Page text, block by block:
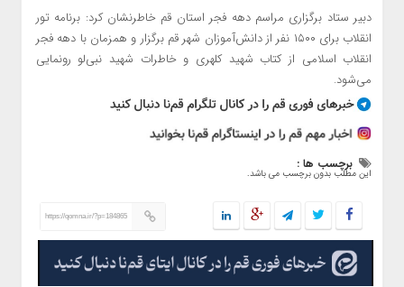
دبیر ستاد برگزاری مراسم دهه فجر استان قم خاطرنشان کرد: برنامه تور
انقلاب برای ۱۵۰۰ نفر از دانش‌آموزان شهر قم برگزار و همزمان با دهه فجر
انقلاب اسلامی از کتاب شهید کلهری و خاطرات شهید نبی‌لو رونمایی
می‌شود.
برچسب ها :
این مطلب بدون برچسب می باشد.
https://qomna.ir/?p=184865